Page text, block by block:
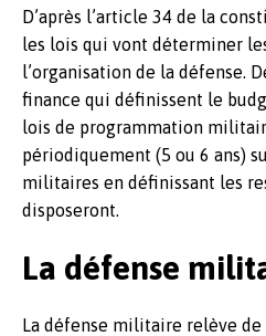
D’après l’article 34 de la
les lois qui vont déterminer
l’organisation de la défense.
finance qui définissent le
lois de programmation
périodiquement (5 ou 6 ans)
militaires en définissant les
disposeront.
La défense
La défense militaire relève de